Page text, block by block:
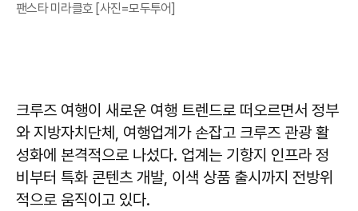
팬스타 미라클호 [사진=모두투어]
크루즈 여행이 새로운 여행 트렌드로 떠오르면서 정부
와 지방자치단체, 여행업계가 손잡고 크루즈 관광 활
성화에 본격적으로 나섰다. 업계는 기항지 인프라 정
비부터 특화 콘텐츠 개발, 이색 상품 출시까지 전방위
적으로 움직이고 있다.